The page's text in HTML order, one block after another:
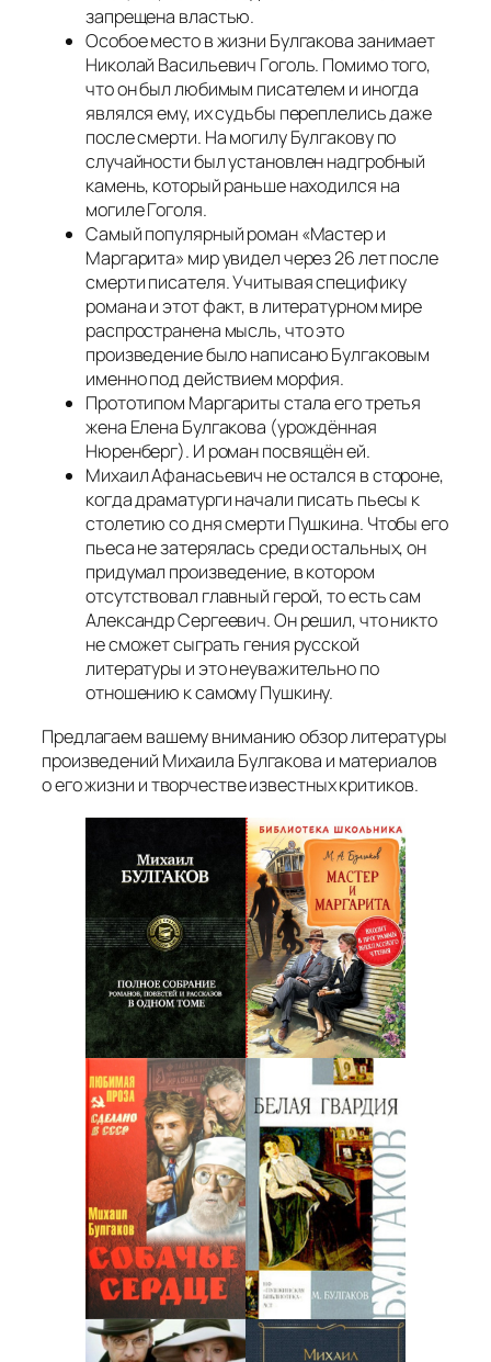
запрещена властью.
Особое место в жизни Булгакова занимает
Николай Васильевич Гоголь. Помимо того,
что он был любимым писателем и иногда
являлся ему, их судьбы переплелись даже
после смерти. На могилу Булгакову по
случайности был установлен надгробный
камень, который раньше находился на
могиле Гоголя.
Самый популярный роман «Мастер и
Маргарита» мир увидел через 26 лет после
смерти писателя. Учитывая специфику
романа и этот факт, в литературном мире
распространена мысль, что это
произведение было написано Булгаковым
именно под действием морфия.
Прототипом Маргариты стала его третья
жена Елена Булгакова (урождённая
Нюренберг). И роман посвящён ей.
Михаил Афанасьевич не остался в стороне,
когда драматурги начали писать пьесы к
столетию со дня смерти Пушкина. Чтобы его
пьеса не затерялась среди остальных, он
придумал произведение, в котором
отсутствовал главный герой, то есть сам
Александр Сергеевич. Он решил, что никто
не сможет сыграть гения русской
литературы и это неуважительно по
отношению к самому Пушкину.
Предлагаем вашему вниманию обзор литературы
произведений Михаила Булгакова и материалов
о его жизни и творчестве известных критиков.